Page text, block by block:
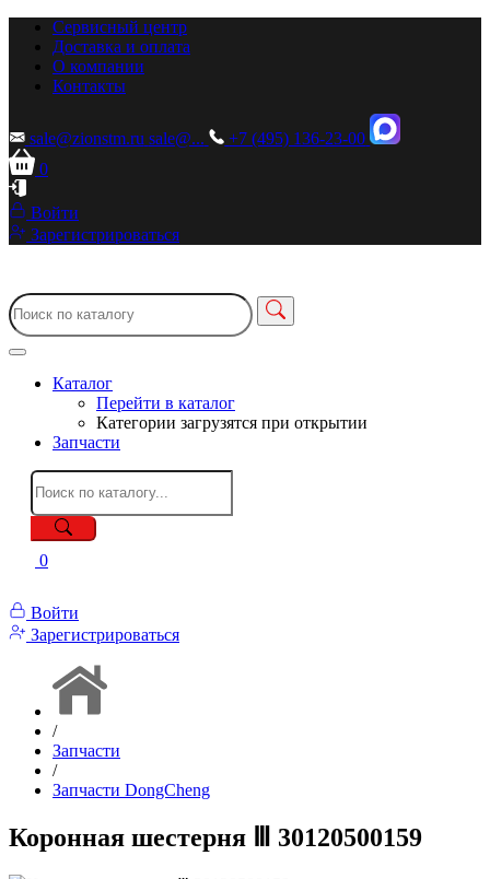
Сервисный центр
Доставка и оплата
О компании
Контакты
sale@zionstm.ru sale@...
+7 (495) 136-23-00
0
Войти
Зарегистрироваться
Каталог
Перейти в каталог
Категории загрузятся при открытии
Запчасти
0
Войти
Зарегистрироваться
/
Запчасти
/
Запчасти DongCheng
Коронная шестерня Ⅲ 30120500159